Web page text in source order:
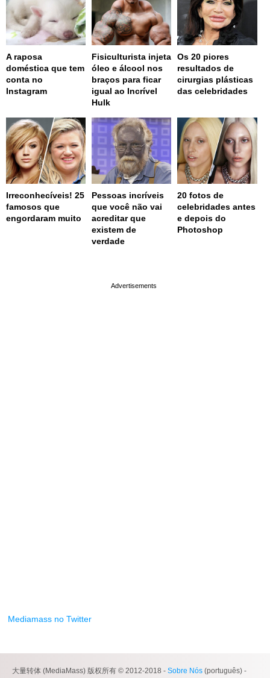
A raposa
doméstica que tem
conta no
Instagram
Fisiculturista injeta
óleo e álcool nos
braços para ficar
igual ao Incrível
Hulk
Os 20 piores
resultados de
cirurgias plásticas
das celebridades
Irreconhecíveis! 25
famosos que
engordaram muito
Pessoas incríveis
que você não vai
acreditar que
existem de
verdade
20 fotos de
celebridades antes
e depois do
Photoshop
Mediamass no Twitter
大量转体 (MediaMass) 版权所有 © 2012-2018 - Sobre Nós (português) -